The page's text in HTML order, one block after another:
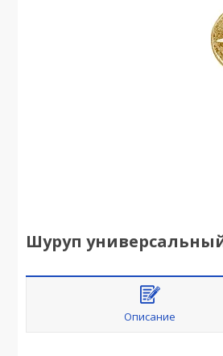
Шуруп
Описание